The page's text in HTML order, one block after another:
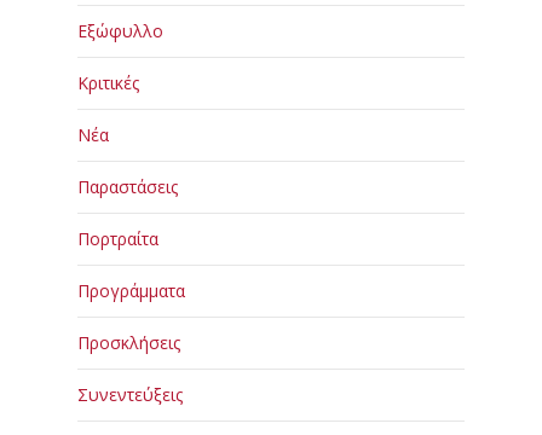
Εξώφυλλο
Κριτικές
Νέα
Παραστάσεις
Πορτραίτα
Προγράμματα
Προσκλήσεις
Συνεντεύξεις